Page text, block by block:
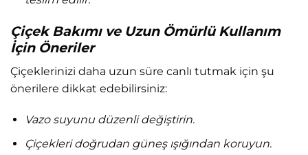
Çiçek Bakımı ve Uzun Ömürlü Kullanım
İçin Öneriler
Çiçeklerinizi daha uzun süre canlı tutmak için şu
önerilere dikkat edebilirsiniz:
Vazo suyunu düzenli değiştirin.
Çiçekleri doğrudan güneş ışığından koruyun.